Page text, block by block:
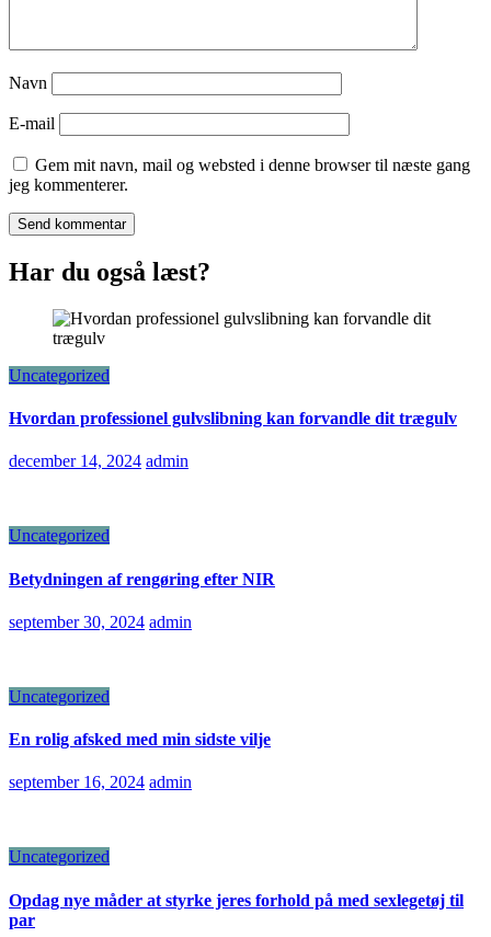
Navn
E-mail
Gem mit navn, mail og websted i denne browser til næste gang
jeg kommenterer.
Har du også læst?
Uncategorized
Hvordan professionel gulvslibning kan forvandle dit trægulv
december 14, 2024 admin
Uncategorized
Betydningen af rengøring efter NIR
september 30, 2024 admin
Uncategorized
En rolig afsked med min sidste vilje
september 16, 2024 admin
Uncategorized
Opdag nye måder at styrke jeres forhold på med sexlegetøj til
par